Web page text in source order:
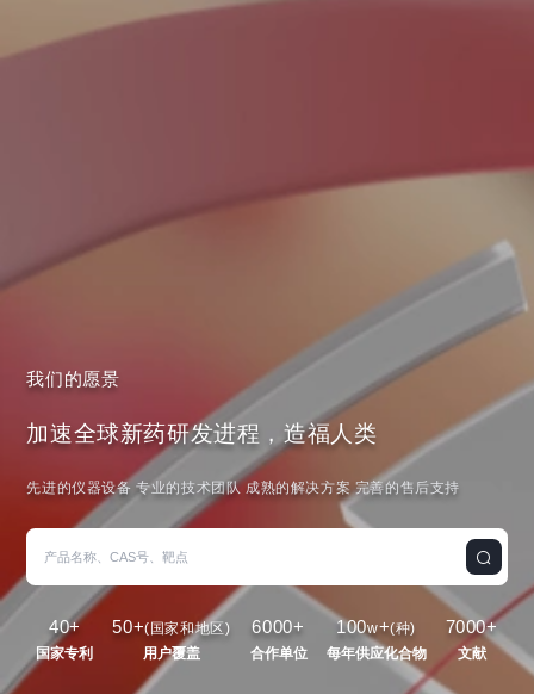
我们的愿景
加速全球新药研发进程，造福人类
先进的仪器设备 专业的技术团队 成熟的解决方案 完善的售后支持
40+
国家专利
50+(国家和地区)
用户覆盖
6000+
合作单位
100w+(种)
每年供应化合物
7000+
文献